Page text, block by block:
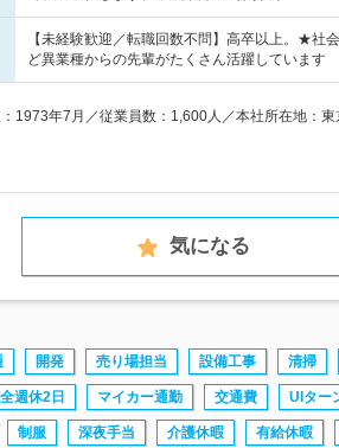
【未経験歓迎／転職回数不問】高卒以上。★社
ど異業種からの先輩がたくさん活躍しています
1973年7月／従業員数：1,600人／本社所在地：東
気になる
開発 売り場担当 設備工事 清掃
週休2日 マイカー通勤 交通費 UIター
制服 深夜手当 介護休暇 有給休暇